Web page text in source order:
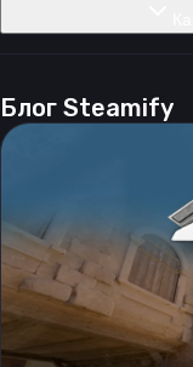
Блог Steamify